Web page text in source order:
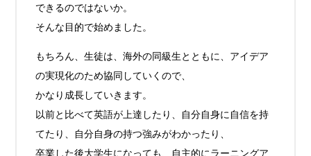
できるのではないか。
そんな目的で始めました。
もちろん、生徒は、海外の同級生とともに、アイデア
の実現化のため協同していくので、
かなり成長していきます。
以前と比べて英語が上達したり、自分自身に自信を持
てたり、自分自身の持つ強みがわかったり、
卒業した後大学生になっても、自主的にラーニングア